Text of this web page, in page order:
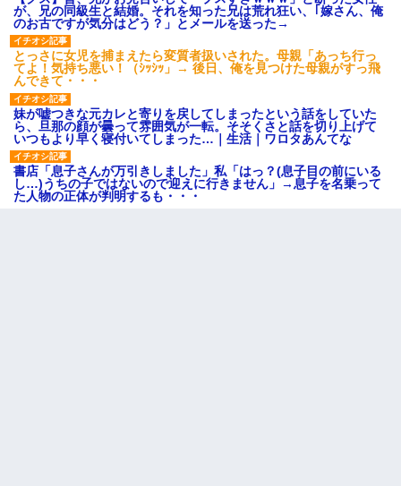
が、兄の同級生と結婚。それを知った兄は荒れ狂い、｢嫁さん、俺
のお古ですが気分はどう？」とメールを送った→
とっさに女児を捕まえたら変質者扱いされた。母親「あっち行っ
てよ！気持ち悪い！（ｼｯｼｯ」→ 後日、俺を見つけた母親がすっ飛
んできて・・・
妹が嘘つきな元カレと寄りを戻してしまったという話をしていた
ら、旦那の顔が曇って雰囲気が一転。そそくさと話を切り上げて
いつもより早く寝付いてしまった…｜生活｜ワロタあんてな
書店「息子さんが万引きしました」私「はっ？(息子目の前にいる
し…)うちの子ではないので迎えに行きません」→息子を名乗って
た人物の正体が判明するも・・・